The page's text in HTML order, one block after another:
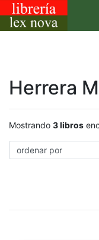
Herrera
Mostrando 3 libros